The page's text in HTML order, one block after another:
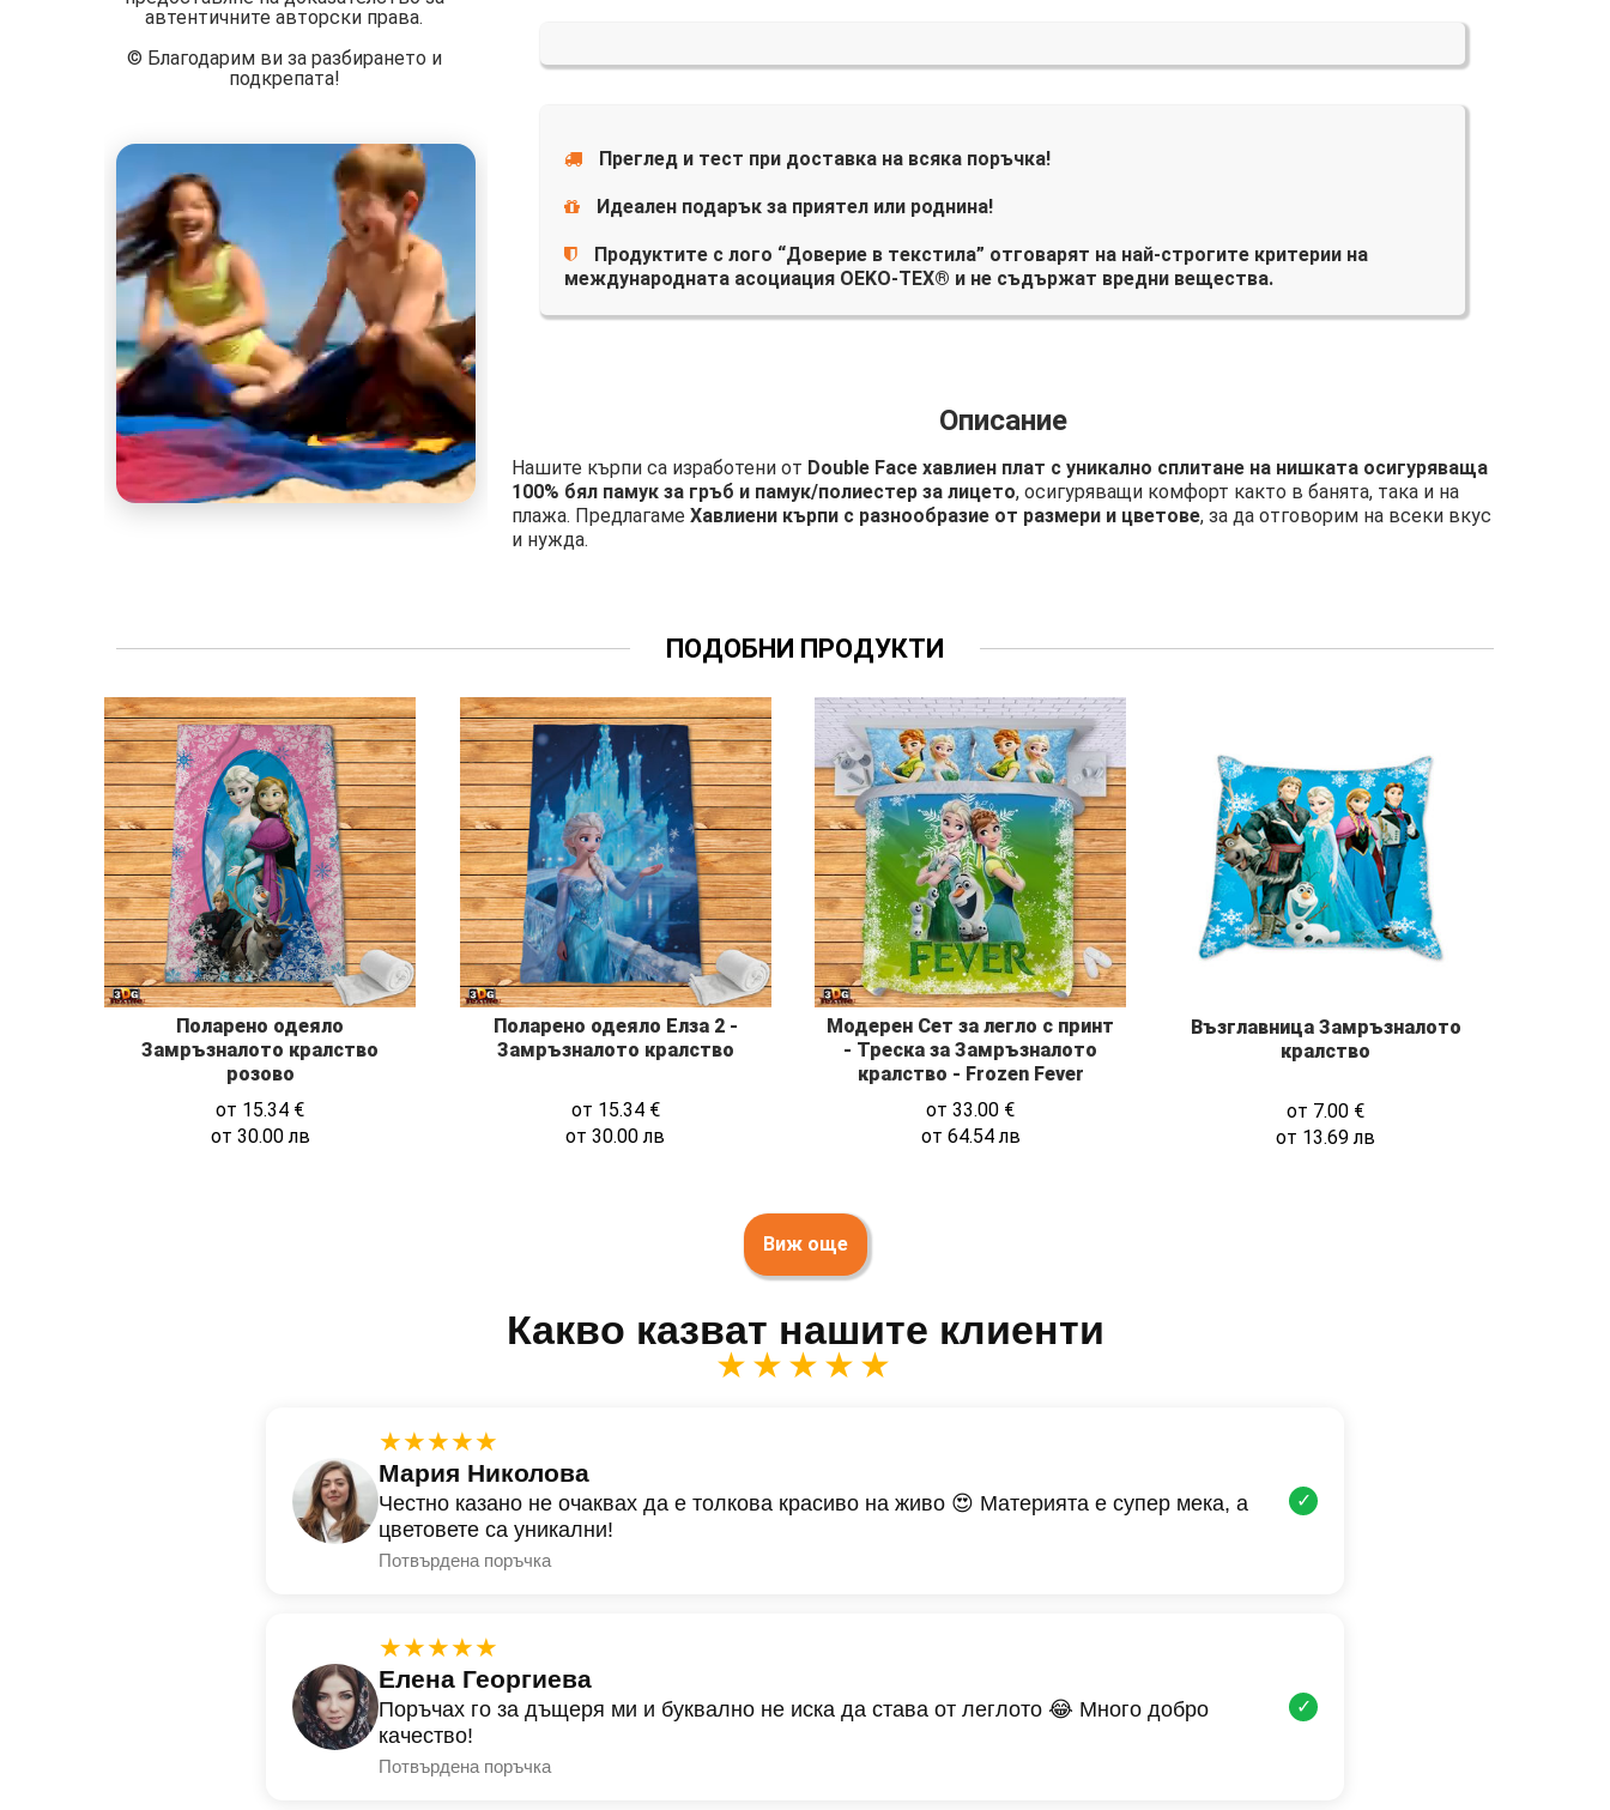
автентичните авторски права.
©️ Благодарим ви за разбирането и
подкрепата!
Преглед и тест при доставка на всяка поръчка!
Идеален подарък за приятел или роднина!
Продуктите с лого “Доверие в текстила” отговарят на най-строгите критерии на
международната асоциация OEKO-TEX® и не съдържат вредни вещества.
Описание
Нашите кърпи са изработени от Double Face хавлиен плат с уникално сплитане на нишката осигуряваща
100% бял памук за гръб и памук/полиестер за лицето, осигуряващи комфорт както в банята, така и на
плажа. Предлагаме Хавлиени кърпи с разнообразие от размери и цветове, за да отговорим на всеки вкус
и нужда.
ПОДОБНИ ПРОДУКТИ
Поларено одеяло
Замръзналото кралство
розово
от 15.34 €
от 30.00лв
Поларено одеяло Елза 2 -
Замръзналото кралство
от 15.34 €
от30.00лв
Модерен Сет за легло с принт
- Треска за Замръзналото
кралство - Frozen Fever
от33.00 €
от 64.54лв
Възглавница Замръзналото
кралство
от 7.00 €
от 13.69лв
Виж още
Какво казват нашите клиенти
★★★★★
★★★★★
Мария Николова
Честно казано не очаквах да е толкова красиво на живо 😍 Материята е супер мека, а
цветовете са уникални!
Потвърдена поръчка
✓
★★★★★
Елена Георгиева
Поръчах го за дъщеря ми и буквално не иска да става от леглото 😂 Много добро
качество!
Потвърдена поръчка
✓